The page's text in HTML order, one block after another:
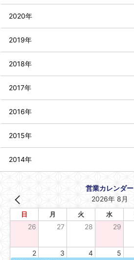
2020年
2019年
2018年
2017年
2016年
2015年
2014年
営業カレンダー
2026年 8月
日 月 火 水
26 27 28 29
2 3 4 5